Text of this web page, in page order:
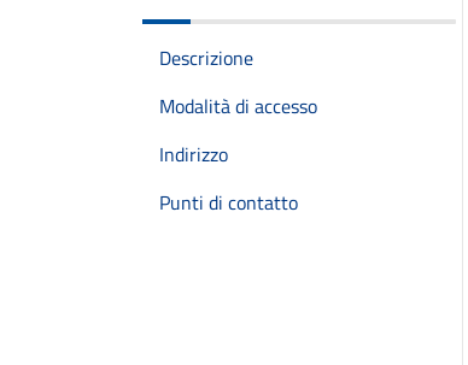
Descrizione
Modalità di accesso
Indirizzo
Punti di contatto